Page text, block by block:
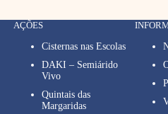
AÇÕES
Cisternas nas Escolas
DAKI – Semiárido
Vivo
Quintais das
Margaridas